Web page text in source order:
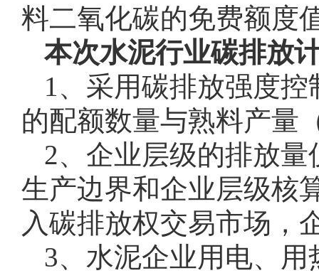
料二氧化碳的免费额度
本次水泥行业碳排放
1、采用碳排放强度
的配额数量与熟料产量
2、企业层级的排放
生产边界和企业层级核
入碳排放权交易市场，
3、水泥企业用电、